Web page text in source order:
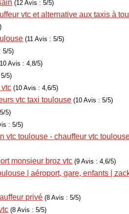
(12 Avis : 5/5)
vtc et alternative aux taxis à
(11 Avis : 5/5)
5/5)
Avis : 4,8/5)
5)
vtc (10 Avis : 4,6/5)
vtc taxi toulouse (10 Avis : 5/5)
5)
: 5/5)
vtc toulouse - chauffeur vtc
monsieur broz vtc (9 Avis : 4,6/5)
| aéroport, gare, enfants |
privé (8 Avis : 5/5)
(8 Avis : 5/5)